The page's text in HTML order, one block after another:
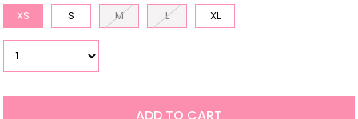
XS S M L XL